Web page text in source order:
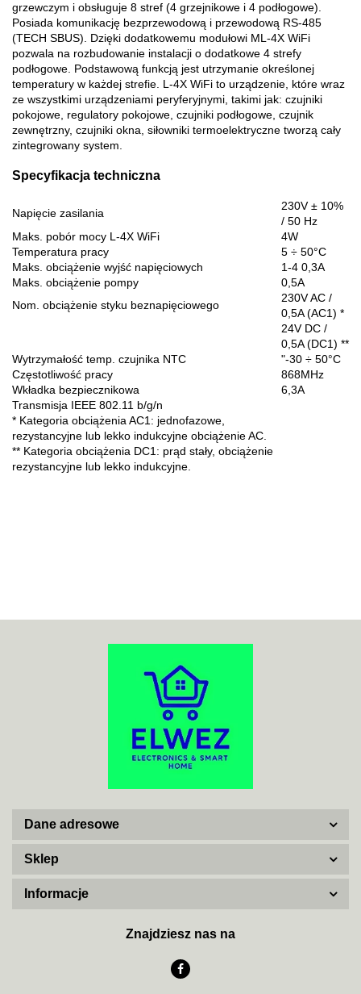
grzewczym i obsługuje 8 stref (4 grzejnikowe i 4 podłogowe).
Posiada komunikację bezprzewodową i przewodową RS-485
(TECH SBUS). Dzięki dodatkowemu modułowi ML-4X WiFi
pozwala na rozbudowanie instalacji o dodatkowe 4 strefy
podłogowe. Podstawową funkcją jest utrzymanie określonej
temperatury w każdej strefie. L-4X WiFi to urządzenie, które wraz
ze wszystkimi urządzeniami peryferyjnymi, takimi jak: czujniki
pokojowe, regulatory pokojowe, czujniki podłogowe, czujnik
zewnętrzny, czujniki okna, siłowniki termoelektryczne tworzą cały
zintegrowany system.
Specyfikacja techniczna
Napięcie zasilania
230V ± 10%
/ 50 Hz
Maks. pobór mocy L-4X WiFi
4W
Temperatura pracy
5 ÷ 50°C
Maks. obciążenie wyjść napięciowych
1-4 0,3A
Maks. obciążenie pompy
0,5A
Nom. obciążenie styku beznapięciowego
230V AC /
0,5A (AC1) *
24V DC /
0,5A (DC1) **
Wytrzymałość temp. czujnika NTC
"-30 ÷ 50°C
Częstotliwość pracy
868MHz
Wkładka bezpiecznikowa
6,3A
Transmisja IEEE 802.11 b/g/n
* Kategoria obciążenia AC1: jednofazowe,
rezystancyjne lub lekko indukcyjne obciążenie AC.
** Kategoria obciążenia DC1: prąd stały, obciążenie
rezystancyjne lub lekko indukcyjne.
ACO
ADATA
AJAX SYSTEMS
Dane adresowe
Sklep
Informacje
Znajdziesz nas na